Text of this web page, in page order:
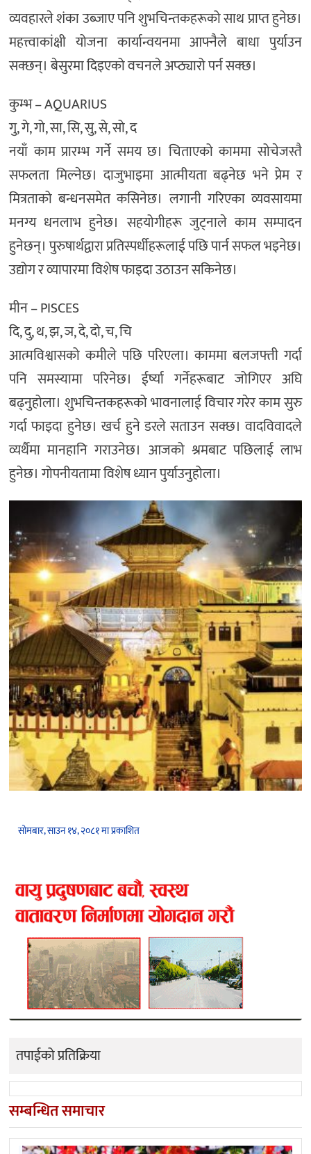
व्यवहारले शंका उब्जाए पनि शुभचिन्तकहरूको साथ प्राप्त हुनेछ।
महत्त्वाकांक्षी योजना कार्यान्वयनमा आफ्नैले बाधा पुर्याउन
सक्छन्। बेसुरमा दिइएको वचनले अप्ठ्यारो पर्न सक्छ।
कुम्भ – AQUARIUS
गु, गे, गो, सा, सि, सु, से, सो, द
नयाँ काम प्रारम्भ गर्ने समय छ। चिताएको काममा सोचेजस्तै
सफलता मिल्नेछ। दाजुभाइमा आत्मीयता बढ्नेछ भने प्रेम र
मित्रताको बन्धनसमेत कसिनेछ। लगानी गरिएका व्यवसायमा
मनग्य धनलाभ हुनेछ। सहयोगीहरू जुट्नाले काम सम्पादन
हुनेछन्। पुरुषार्थद्वारा प्रतिस्पर्धीहरूलाई पछि पार्न सफल भइनेछ।
उद्योग र व्यापारमा विशेष फाइदा उठाउन सकिनेछ।
मीन – PISCES
दि, दु, थ, झ, ञ, दे, दो, च, चि
आत्मविश्वासको कमीले पछि परिएला। काममा बलजफ्ती गर्दा
पनि समस्यामा परिनेछ। ईर्ष्या गर्नेहरूबाट जोगिएर अघि
बढ्नुहोला। शुभचिन्तकहरूको भावनालाई विचार गरेर काम सुरु
गर्दा फाइदा हुनेछ। खर्च हुने डरले सताउन सक्छ। वादविवादले
व्यर्थैमा मानहानि गराउनेछ। आजको श्रमबाट पछिलाई लाभ
हुनेछ। गोपनीयतामा विशेष ध्यान पुर्याउनुहोला।
सोमबार, साउन १४, २०८१ मा प्रकाशित
तपाईको प्रतिक्रिया
सम्बन्धित समाचार